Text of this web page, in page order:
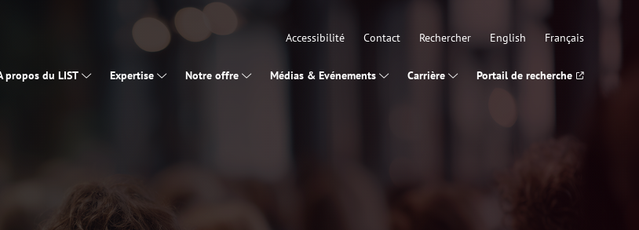
Accessibilité Contact Rechercher English Français
propos du LIST Expertise Notre offre Médias & Evénements Carrière Portail de recherche